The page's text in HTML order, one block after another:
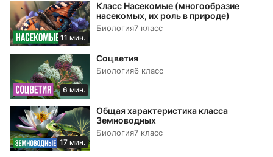
11 мин.
Класс Насекомые (многообразие
насекомых, их роль в природе)
Биология7 класс
6 мин.
Соцветия
Биология6 класс
17 мин.
Общая характеристика класса
Земноводных
Биология7 класс